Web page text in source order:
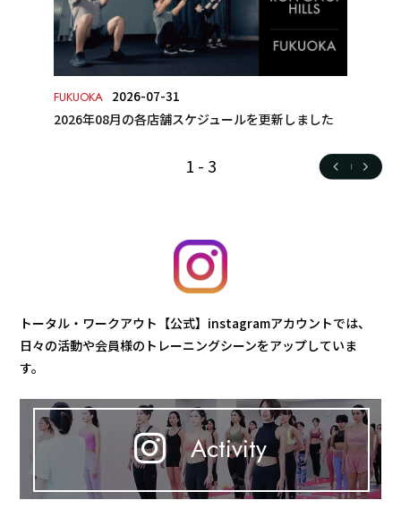
FUKUOKA 2026-07-31
2026年08月の各店舗スケジュールを更新しました
1 - 3
トータル・ワークアウト【公式】instagramアカウントでは、
日々の活動や会員様のトレーニングシーンをアップしていま
す。
Activity